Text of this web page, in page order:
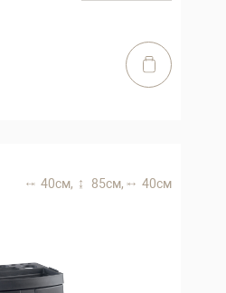
40 см, 85 см, 40 см